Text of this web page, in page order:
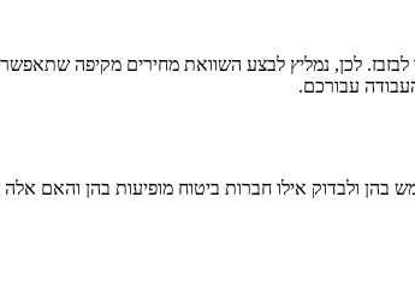
לכן, נמליץ לבצע השוואת מחירים מקיפה שתאפשר
עבורכם.
לביטוחים. נמליץ להשתמש בהן ולבדוק אילו חברות ביטוח מופיעות בהן